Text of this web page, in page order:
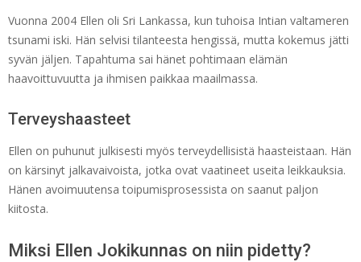
Vuonna 2004 Ellen oli Sri Lankassa, kun tuhoisa Intian valtameren
tsunami iski. Hän selvisi tilanteesta hengissä, mutta kokemus jätti
syvän jäljen. Tapahtuma sai hänet pohtimaan elämän
haavoittuvuutta ja ihmisen paikkaa maailmassa.
Terveyshaasteet
Ellen on puhunut julkisesti myös terveydellisistä haasteistaan. Hän
on kärsinyt jalkavaivoista, jotka ovat vaatineet useita leikkauksia.
Hänen avoimuutensa toipumisprosessista on saanut paljon
kiitosta.
Miksi Ellen Jokikunnas on niin pidetty?